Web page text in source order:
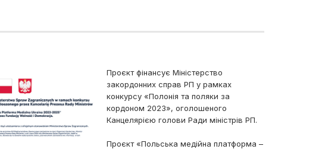
Проєкт фінансує Міністерство
закордонних справ РП у рамках
конкурсу «Полонія та поляки за
кордоном 2023», оголошеного
Канцелярією голови Ради міністрів РП.
Проєкт «Польська медійна платформа –